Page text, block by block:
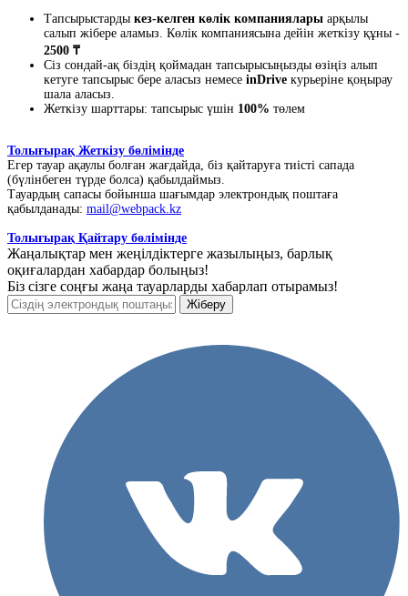
Тапсырыстарды кез-келген көлік компаниялары арқылы
салып жібере аламыз. Көлік компаниясына дейін жеткізу құны -
2500 ₸
Сіз сондай-ақ біздің қоймадан тапсырысыңызды өзіңіз алып
кетуге тапсырыс бере аласыз немесе inDrive курьеріне қоңырау
шала аласыз.
Жеткізу шарттары: тапсырыс үшін 100% төлем
Толығырақ Жеткізу бөлімінде
Егер тауар ақаулы болған жағдайда, біз қайтаруға тиісті сапада
(бүлінбеген түрде болса) қабылдаймыз.
Тауардың сапасы бойынша шағымдар электрондық поштаға
қабылданады: mail@webpack.kz
Толығырақ Қайтару бөлімінде
Жаңалықтар мен жеңілдіктерге жазылыңыз, барлық
оқиғалардан хабардар болыңыз!
Біз сізге соңғы жаңа тауарларды хабарлап отырамыз!